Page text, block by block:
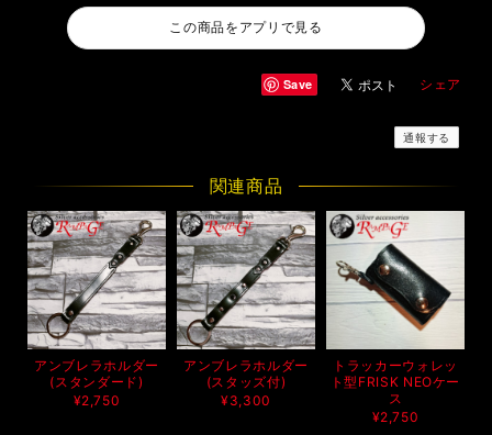
この商品をアプリで見る
Save シェア
通報する
関連商品
アンブレラホルダー
(スタンダード)
¥2,750
アンブレラホルダー
(スタッズ付)
¥3,300
トラッカーウォレッ
ト型FRISK NEOケー
ス
¥2,750